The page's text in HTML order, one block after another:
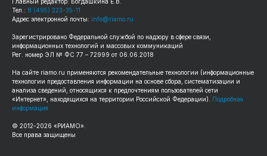
Тел.: 8 (495) 223-35-11
Адрес электронной почты: info@riamo.ru
Зарегистрировано Федеральной службой по надзору в сфере связи,
информационных технологий и массовых коммуникаций
Рег. номер ЭЛ № ФС 77 – 72999 от 06.06.2018
На сайте riamo.ru применяются рекомендательные технологии (информационные
технологии предоставления информации на основе сбора, систематизации и
анализа сведений, относящихся к предпочтениям пользователей сети
«Интернет», находящихся на территории Российской Федерации).
Подробная
информация
© 2012-2026 «РИАМО».
Все права защищены